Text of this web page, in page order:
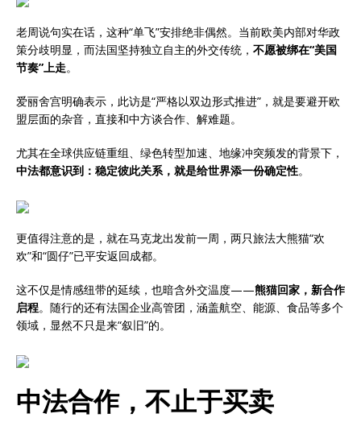
老周说句实在话，这种“单飞”安排绝非偶然。当前欧美内部对华政
策分歧明显，而法国坚持独立自主的外交传统， 不愿被绑在“美国
节奏”上走。
爱丽舍宫明确表示，此访是“严格以双边形式推进”，就是要避开欧
盟层面的杂音，直接和中方谈合作、解难题。
尤其在全球供应链重组、绿色转型加速、地缘冲突频发的背景下，
中法都意识到：稳定彼此关系，就是给世界添一份确定性。
更值得注意的是，就在马克龙出发前一周，两只旅法大熊猫“欢
欢”和“圆仔”已平安返回成都。
这不仅是情感纽带的延续，也暗含外交温度——熊猫回家，新合作
启程。随行的还有法国企业高管团，涵盖航空、能源、食品等多个
领域，显然不只是来“叙旧”的。
中法合作，不止于买卖